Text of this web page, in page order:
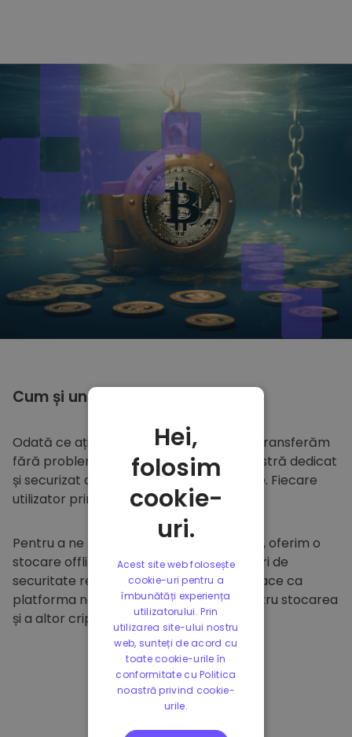
Cum și unde să
Odată ce ați cumpărat peKriptomat
, îl transferăm
fără probleme în portofelul dumneavoastră dedicat
și securizat din cadrul platformei noastre. Fiecare
utilizator primește un portofel individual.
Pentru a ne proteja clienții și fondurile lor, oferim o
stocare offline sigură și efectuăm audituri de
securitate regulate. Această abordare face ca
platforma noastră să fie un paradis pentru stocarea
și a altor criptomonede.
Hei,
folosim
cookie-
uri.
Acest site web folosește
cookie-uri pentru a
îmbunătăți experiența
utilizatorului. Prin
utilizarea site-ului nostru
web, sunteți de acord cu
toate cookie-urile în
conformitate cu Politica
noastră privind cookie-
urile.